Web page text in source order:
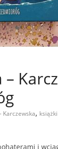
Karczewska,
i